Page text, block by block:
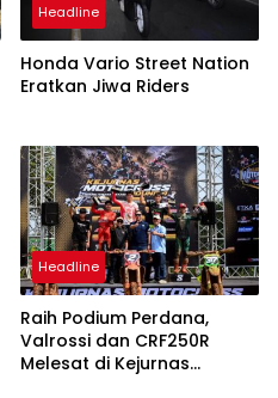
Headline
Honda Vario Street Nation
Eratkan Jiwa Riders
Headline
Raih Podium Perdana,
Valrossi dan CRF250R
Melesat di Kejurnas